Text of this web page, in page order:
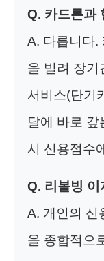
Q. 카드론과
A. 다릅니다.
을 빌려 장기
서비스(단기
달에 바로 갚
시 신용점수
Q. 리볼빙
A. 개인의 신
을 종합적으